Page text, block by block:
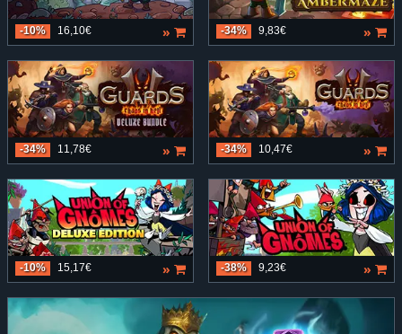
-10% 16,10€ » -34% 9,83€ »
-34% 11,78€ » -34% 10,47€ »
-10% 15,17€ » -38% 9,23€ »